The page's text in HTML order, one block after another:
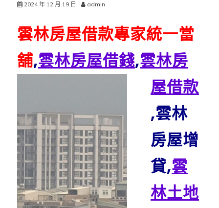
2024 年 12 月 19 日 admin
雲林房屋借款專家統一當
舖,雲林房屋借錢,雲林房
屋借款
,雲林
房屋增
貸,雲
林土地